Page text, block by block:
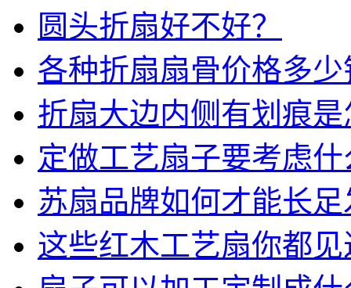
圆头折扇好不好？
各种折扇扇骨价格多少
折扇大边内侧有划痕
定做工艺扇子要考虑
苏扇品牌如何才能长
这些红木工艺扇你都